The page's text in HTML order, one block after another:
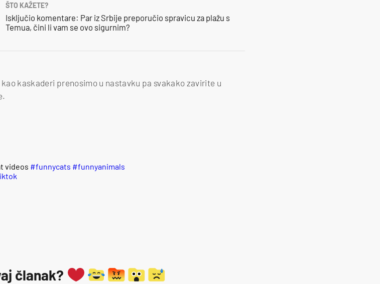
ŠTO KAŽETE?
Isključio komentare: Par iz Srbije preporučio spravicu za plažu s
Temua, čini li vam se ovo sigurnim?
kaskaderi prenosimo u nastavku pa svakako zavirite u
videos #funnycats #funnyanimals
članak?